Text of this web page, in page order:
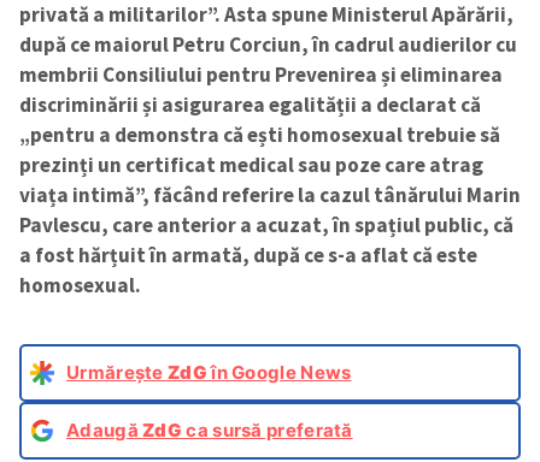
privată a militarilor”. Asta spune Ministerul Apărării,
după ce maiorul Petru Corciun, în cadrul audierilor cu
membrii Consiliului pentru Prevenirea și eliminarea
discriminării și asigurarea egalității a declarat că
„pentru a demonstra că ești homosexual trebuie să
prezinți un certificat medical sau poze care atrag
viața intimă”, făcând referire la cazul tânărului Marin
Pavlescu, care anterior a acuzat, în spațiul public, că
a fost hărțuit în armată, după ce s-a aflat că este
homosexual.
Urmărește ZdGîn Google News
AdaugăZdG ca sursă preferată